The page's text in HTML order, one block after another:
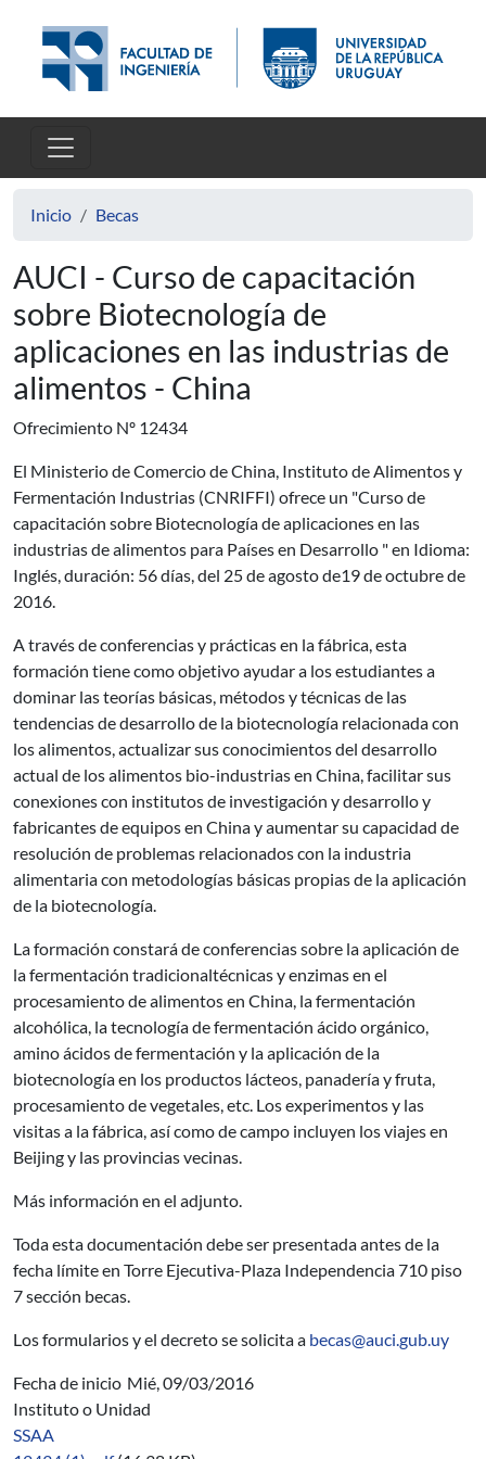
Inicio Becas
AUCI - Curso de capacitación
sobre Biotecnología de
aplicaciones en las industrias de
alimentos - China
Ofrecimiento Nº 12434
El Ministerio de Comercio de China, Instituto de Alimentos y
Fermentación Industrias (CNRIFFI) ofrece un "Curso de
capacitación sobre Biotecnología de aplicaciones en las
industrias de alimentos para Países en Desarrollo " en Idioma:
Inglés, duración: 56 días, del 25 de agosto de19 de octubre de
2016.
A través de conferencias y prácticas en la fábrica, esta
formación tiene como objetivo ayudar a los estudiantes a
dominar las teorías básicas, métodos y técnicas de las
tendencias de desarrollo de la biotecnología relacionada con
los alimentos, actualizar sus conocimientos del desarrollo
actual de los alimentos bio-industrias en China, facilitar sus
conexiones con institutos de investigación y desarrollo y
fabricantes de equipos en China y aumentar su capacidad de
resolución de problemas relacionados con la industria
alimentaria con metodologías básicas propias de la aplicación
de la biotecnología.
La formación constará de conferencias sobre la aplicación de
la fermentación tradicionaltécnicas y enzimas en el
procesamiento de alimentos en China, la fermentación
alcohólica, la tecnología de fermentación ácido orgánico,
amino ácidos de fermentación y la aplicación de la
biotecnología en los productos lácteos, panadería y fruta,
procesamiento de vegetales, etc. Los experimentos y las
visitas a la fábrica, así como de campo incluyen los viajes en
Beijing y las provincias vecinas.
Más información en el adjunto.
Toda esta documentación debe ser presentada antes de la
fecha límite en Torre Ejecutiva-Plaza Independencia 710 piso
7 sección becas.
Los formularios y el decreto se solicita a becas@auci.gub.uy
Fecha de inicio Mié, 09/03/2016
Instituto o Unidad
SSAA